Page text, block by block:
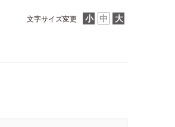
文字サイズ変更